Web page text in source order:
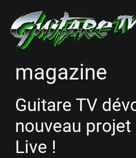
contenu
magazine
Guitare TV
nouveau projet
Live !